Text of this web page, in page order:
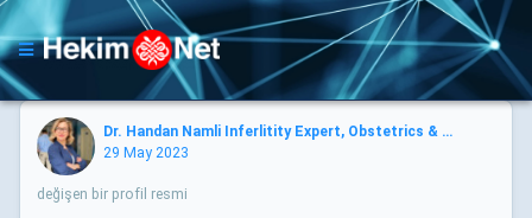
Dr. Handan Namli Inferlitity Expert, Obstetrics &
29 May 2023
değişen bir profil resmi